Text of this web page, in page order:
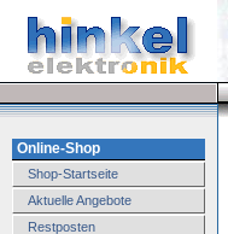
Online-Shop
Shop-Startseite
Aktuelle Angebote
Restposten